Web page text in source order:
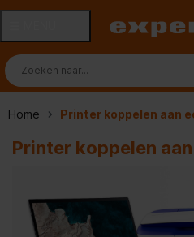
Home Printer koppelen aan
Printer koppelen